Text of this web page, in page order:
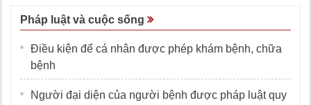
Pháp luật và cuộc sống
Điều kiện để cá nhân được phép khám bệnh, chữa
bệnh
Người đại diện của người bệnh được pháp luật quy